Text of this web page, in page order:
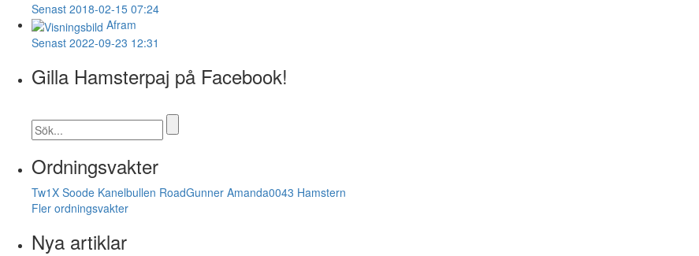
Senast 2018-02-15 07:24
Afram
Senast 2022-09-23 12:31
Gilla Hamsterpaj på Facebook!
Ordningsvakter
Tw1X Soode Kanelbullen RoadGunner Amanda0043 Hamstern
Fler ordningsvakter
Nya artiklar